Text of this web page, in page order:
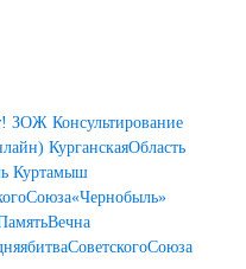
ЗОЖ Консультирование
КурганскаяОбласть
Куртамыш